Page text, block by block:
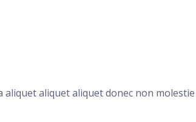
aliquet aliquet donec non